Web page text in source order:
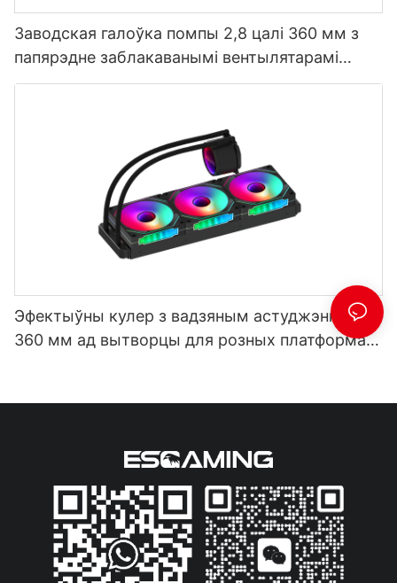
Заводская галоўка помпы 2,8 цалі 360 мм з
папярэдне заблакаванымі вентылятарамі
ARGB для ПК, вадзяное астуджэнне працэсара
Эфектыўны кулер з вадзяным астуджэннем
360 мм ад вытворцы для розных платформаў